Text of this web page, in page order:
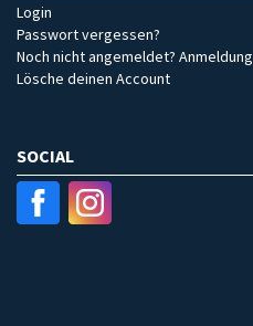
Login
Passwort vergessen?
Noch nicht angemeldet? Anmeldung
Lösche deinen Account
SOCIAL